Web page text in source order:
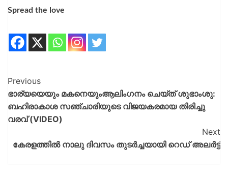
Spread the love
Previous
ഭാര്യയെയും മകനെയുംആലിംഗനം ചെയ്‌ത്‌ ശുഭാംശു:
ബഹിരാകാശ സഞ്ചാരിയുടെ വിജയകരമായ തിരിച്ചു
വരവ് (VIDEO)
Next
കേരളത്തിൽ നാലു ദിവസം തുടർച്ചയായി റെഡ് അലര്‍ട്ട്